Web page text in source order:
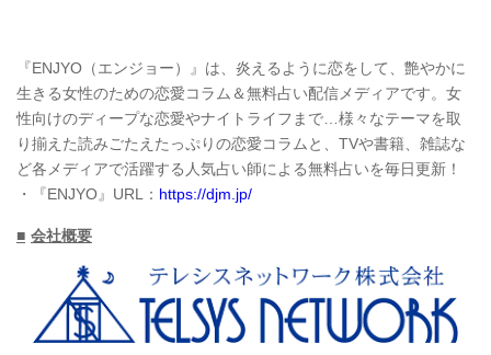
『ENJYO（エンジョー）』は、炎えるように恋をして、艶やかに
生きる女性のための恋愛コラム＆無料占い配信メディアです。女
性向けのディープな恋愛やナイトライフまで…様々なテーマを取
り揃えた読みごたえたっぷりの恋愛コラムと、TVや書籍、雑誌な
ど各メディアで活躍する人気占い師による無料占いを毎日更新！
・『ENJYO』URL： https://djm.jp/
■ 会社概要